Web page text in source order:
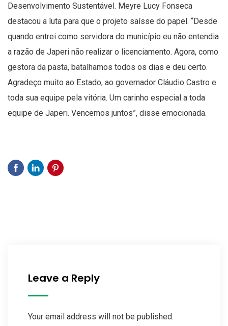
Desenvolvimento Sustentável. Meyre Lucy Fonseca
destacou a luta para que o projeto saísse do papel. “Desde
quando entrei como servidora do município eu não entendia
a razão de Japeri não realizar o licenciamento. Agora, como
gestora da pasta, batalhamos todos os dias e deu certo.
Agradeço muito ao Estado, ao governador Cláudio Castro e
toda sua equipe pela vitória. Um carinho especial a toda
equipe de Japeri. Vencemos juntos”, disse emocionada.
Leave a Reply
Your email address will not be published.